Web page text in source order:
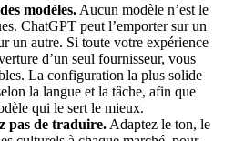
modèles. Aucun modèle n’est le
ChatGPT peut l’emporter sur un
un autre. Si toute votre expérience
d’un seul fournisseur, vous
La configuration la plus solide
la langue et la tâche, afin que
qui le sert le mieux.
pas de traduire. Adaptez le ton, le